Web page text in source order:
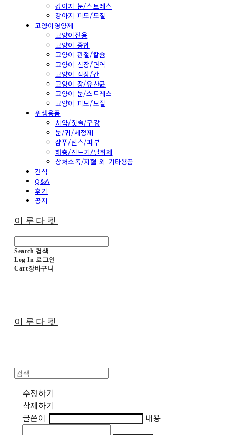
강아지 눈/스트레스
강아지 피모/모질
고양이영양제
고양이전용
고양이 종합
고양이 관절/칼슘
고양이 신장/면역
고양이 심장/간
고양이 장/유산균
고양이 눈/스트레스
고양이 피모/모질
위생용품
치약/칫솔/구강
눈/귀/세정제
샴푸/린스/피부
해충/진드기/탈취제
상처소독/지혈 외 기타용품
간식
Q&A
후기
공지
이루다펫
Search 검색
Log In 로그인
Cart장바구니
이루다펫
수정하기
삭제하기
글쓴이
내용